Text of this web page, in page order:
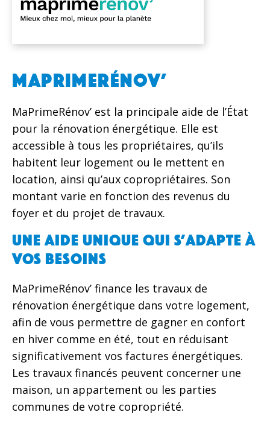
MAPRIMERÉNOV’
MaPrimeRénov’ est la principale aide de l’État
pour la rénovation énergétique. Elle est
accessible à tous les propriétaires, qu’ils
habitent leur logement ou le mettent en
location, ainsi qu’aux copropriétaires. Son
montant varie en fonction des revenus du
foyer et du projet de travaux.
Une aide unique qui s’adapte à
vos besoins
MaPrimeRénov’ finance les travaux de
rénovation énergétique dans votre logement,
afin de vous permettre de gagner en confort
en hiver comme en été, tout en réduisant
significativement vos factures énergétiques.
Les travaux financés peuvent concerner une
maison, un appartement ou les parties
communes de votre copropriété.